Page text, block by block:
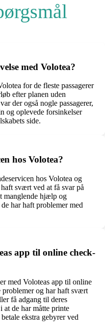
med Volotea?
for de fleste passagerer
efter planen uden
der også nogle passagerer,
og oplevede forsinkelser
side.
hos Volotea?
hos Volotea og
svært ved at få svar på
manglende hjælp og
har haft problemer med
app til online check-
med Voloteas app til online
og har haft svært
få adgang til deres
at de har måtte printe
ekstra gebyrer ved